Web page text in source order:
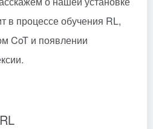
в процессе обучения RL,
CoT и появлении